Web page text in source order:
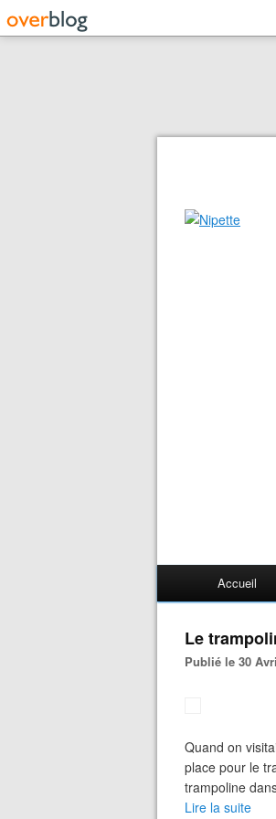
Accueil
Le
Publié le 30
Quand on
place pour le
trampoline
Lire la suite